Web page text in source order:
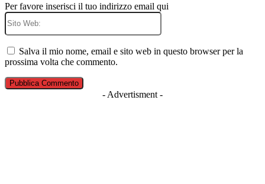
Per favore inserisci il tuo indirizzo email qui
Sito
Salva il mio nome, email e sito web in questo browser per la
prossima volta che commento.
- Advertisment -